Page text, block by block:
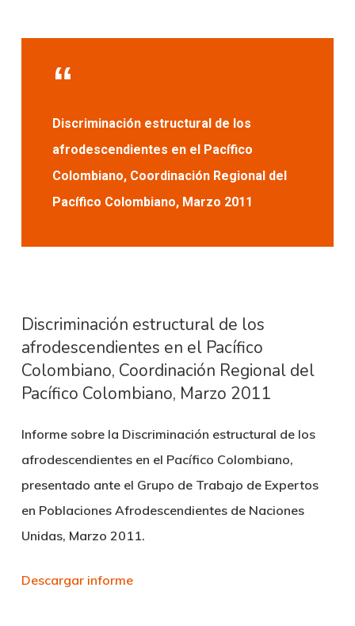
Discriminación estructural de los
afrodescendientes en el Pacífico
Colombiano, Coordinación Regional del
Pacífico Colombiano, Marzo 2011
Discriminación estructural de los
afrodescendientes en el Pacífico
Colombiano, Coordinación Regional del
Pacífico Colombiano, Marzo 2011
Informe sobre la Discriminación estructural de los
afrodescendientes en el Pacífico Colombiano,
presentado ante el Grupo de Trabajo de Expertos
en Poblaciones Afrodescendientes de Naciones
Unidas, Marzo 2011.
Descargar informe